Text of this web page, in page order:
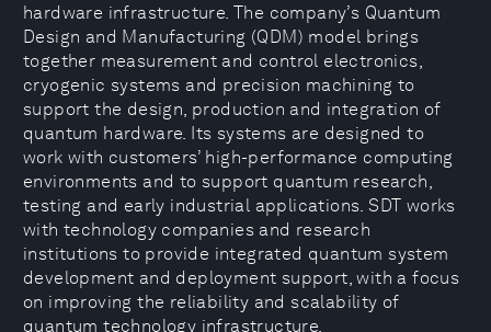
hardware infrastructure. The company’s Quantum
Design and Manufacturing (QDM) model brings
together measurement and control electronics,
cryogenic systems and precision machining to
support the design, production and integration of
quantum hardware. Its systems are designed to
work with customers’ high-performance computing
environments and to support quantum research,
testing and early industrial applications. SDT works
with technology companies and research
institutions to provide integrated quantum system
development and deployment support, with a focus
on improving the reliability and scalability of
quantum technology infrastructure.